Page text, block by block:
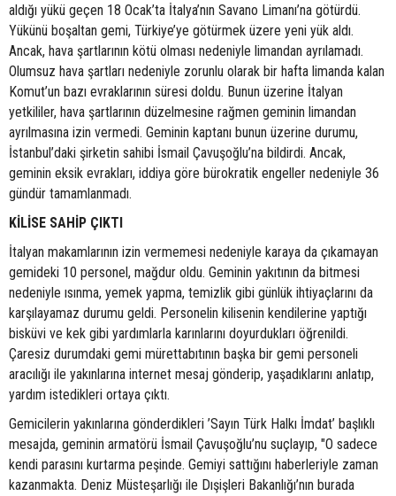
aldığı yükü geçen 18 Ocak’ta İtalya’nın Savano Limanı’na götürdü.
Yükünü boşaltan gemi, Türkiye’ye götürmek üzere yeni yük aldı.
Ancak, hava şartlarının kötü olması nedeniyle limandan ayrılamadı.
Olumsuz hava şartları nedeniyle zorunlu olarak bir hafta limanda kalan
Komut’un bazı evraklarının süresi doldu. Bunun üzerine İtalyan
yetkililer, hava şartlarının düzelmesine rağmen geminin limandan
ayrılmasına izin vermedi. Geminin kaptanı bunun üzerine durumu,
İstanbul’daki şirketin sahibi İsmail Çavuşoğlu’na bildirdi. Ancak,
geminin eksik evrakları, iddiya göre bürokratik engeller nedeniyle 36
gündür tamamlanmadı.
KİLİSE SAHİP ÇIKTI
İtalyan makamlarının izin vermemesi nedeniyle karaya da çıkamayan
gemideki 10 personel, mağdur oldu. Geminin yakıtının da bitmesi
nedeniyle ısınma, yemek yapma, temizlik gibi günlük ihtiyaçlarını da
karşılayamaz durumu geldi. Personelin kilisenin kendilerine yaptığı
bisküvi ve kek gibi yardımlarla karınlarını doyurdukları öğrenildi.
Çaresiz durumdaki gemi mürettabıtının başka bir gemi personeli
aracılığı ile yakınlarına internet mesaj gönderip, yaşadıklarını anlatıp,
yardım istedikleri ortaya çıktı.
Gemicilerin yakınlarına gönderdikleri ’Sayın Türk Halkı İmdat’ başlıklı
mesajda, geminin armatörü İsmail Çavuşoğlu’nu suçlayıp, "O sadece
kendi parasını kurtarma peşinde. Gemiyi sattığını haberleriyle zaman
kazanmakta. Deniz Müsteşarlığı ile Dışişleri Bakanlığı’nın burada